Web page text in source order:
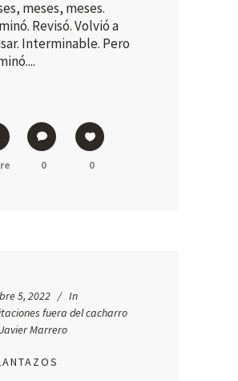
meses, meses.
Revisó. Volvió a
Interminable. Pero
0 0
5, 2022
In
fuera del cacharro
Javier Marrero